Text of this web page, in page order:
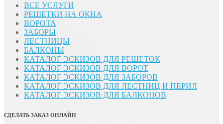
ВСЕ УСЛУГИ
РЕШЕТКИ НА ОКНА
ВОРОТА
ЗАБОРЫ
ЛЕСТНИЦЫ
БАЛКОНЫ
КАТАЛОГ ЭСКИЗОВ ДЛЯ РЕШЕТОК
КАТАЛОГ ЭСКИЗОВ ДЛЯ ВОРОТ
КАТАЛОГ ЭСКИЗОВ ДЛЯ ЗАБОРОВ
КАТАЛОГ ЭСКИЗОВ ДЛЯ ЛЕСТНИЦ И ПЕРИЛ
КАТАЛОГ ЭСКИЗОВ ДЛЯ БАЛКОНОВ
СДЕЛАТЬ ЗАКАЗ ОНЛАЙН